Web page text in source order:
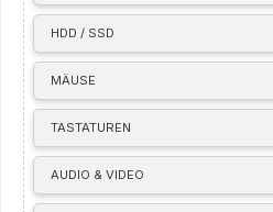
HDD / SSD
MÄUSE
TASTATUREN
AUDIO & VIDEO